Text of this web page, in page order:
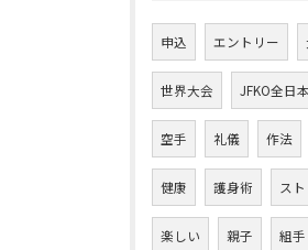
申込 エントリー
世界大会 JFKO全日
空手 礼儀 作法
健康 護身術 ス
楽しい 親子 組手